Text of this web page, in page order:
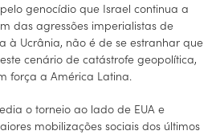
genocídio que Israel continua a
das agressões imperialistas de
à Ucrânia, não é de se estranhar que
cenário de catástrofe geopolítica,
força a América Latina.
o torneio ao lado de EUA e
mobilizações sociais dos últimos